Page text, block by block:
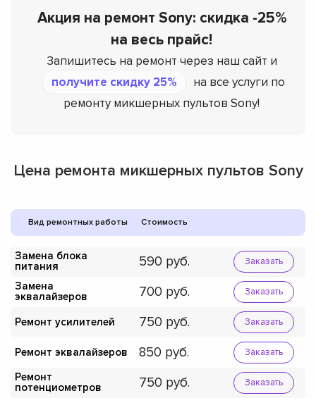
Акция на ремонт Sony: скидка -25%
на весь прайс!
Запишитесь на ремонт через наш сайт и
получите скидку 25%
на все услуги по
ремонту микшерных пультов Sony!
Цена ремонта микшерных пультов Sony
Вид ремонтных работы Стоимость
Замена блока
питания
590 Заказать
Замена
эквалайзеров
700 Заказать
Ремонт усилителей 750 Заказать
Ремонт эквалайзеров 850 Заказать
Ремонт
потенциометров
750 Заказать